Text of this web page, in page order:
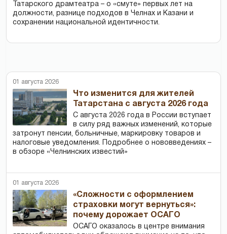
Татарского драмтеатра – о «смуте» первых лет на
должности, разнице подходов в Челнах и Казани и
сохранении национальной идентичности.
01 августа 2026
Что изменится для жителей
Татарстана с августа 2026 года
С августа 2026 года в России вступает
в силу ряд важных изменений, которые
затронут пенсии, больничные, маркировку товаров и
налоговые уведомления. Подробнее о нововведениях –
в обзоре «Челнинских известий»
01 августа 2026
«Сложности с оформлением
страховки могут вернуться»:
почему дорожает ОСАГО
ОСАГО оказалось в центре внимания